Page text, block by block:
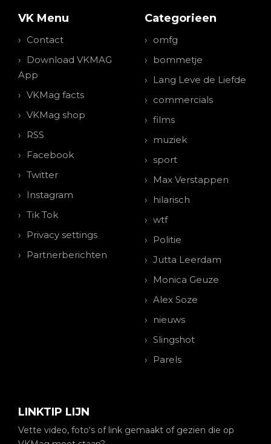
VK Menu
Contact
Download VKMAG
App
VKMag facts
VKMag shop
RSS
Facebook
Twitter
Instagram
Tik Tok
Privacy settings
Partnerberichten
Categorieen
omfg
bommetje
Lang Leve de Liefde
commercials
films
muziek
sport
Max Verstappen
hilarisch
wtf
Politie
Jutta Leerdam
Monica Geuze
Alex Soze
nieuws
Slingshot
Parels
LINKTIP LIJN
Vette video, foto's of link gemaakt of gezien die op